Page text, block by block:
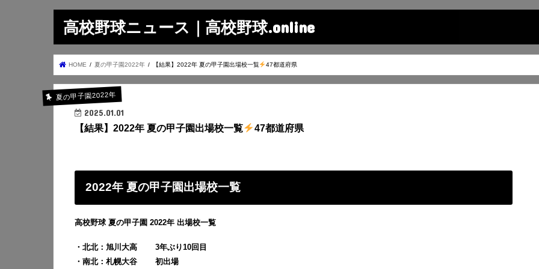
高校野球ニュース｜高校野球.online
HOME 夏の甲子園2022年 【結果】2022年 夏の甲子園出場校一覧 47都道府県
夏の甲子園2022年
2025.01.01
【結果】2022年 夏の甲子園出場校一覧 47都道府県
2022年 夏の甲子園出場校一覧
高校野球 夏の甲子園 2022年 出場校一覧
・北北：旭川大高 3年ぶり10回目
・南北：札幌大谷 初出場